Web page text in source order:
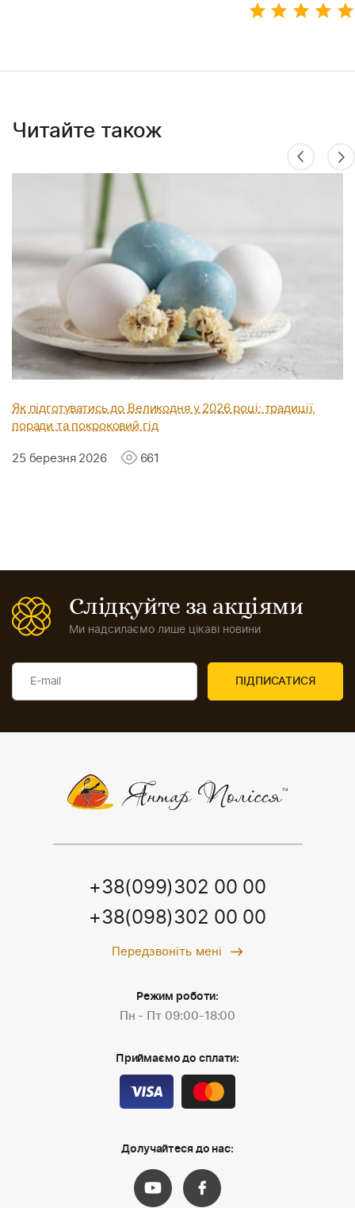
Читайте також
Як підготуватись до Великодня у 2026 році: традиції,
поради та покроковий гід
25 березня 2026 661
Слідкуйте за акціями
Ми надсилаємо лише цікаві новини
+38(099)302 00 00
+38(098)302 00 00
Передзвоніть мені
Режим роботи:
Пн - Пт 09:00-18:00
Приймаємо до сплати:
Долучайтеся до нас: